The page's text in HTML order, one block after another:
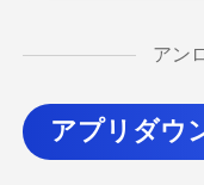
アン
アプリダウ